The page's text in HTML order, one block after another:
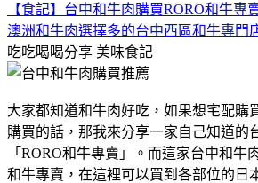
【食記】台中和牛肉購買RORO和牛專
澳洲和牛肉選擇多的台中西區和牛專門
吃吃喝喝分享 美味食記
大家都知道和牛肉好吃，如果想宅配購
購買的話，那我來分享一家自己知道的
「RORO和牛專賣」。而這家台中和牛
和牛專賣，在這裡可以買到各部位的日